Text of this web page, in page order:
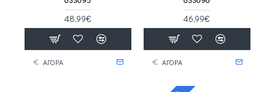
48,99€
ΑΓΟΡΑ
46,99€
ΑΓΟΡΑ